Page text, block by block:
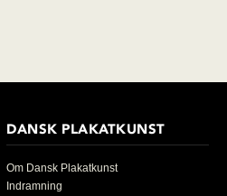
DANSK PLAKATKUNST
Om Dansk Plakatkunst
Indramning